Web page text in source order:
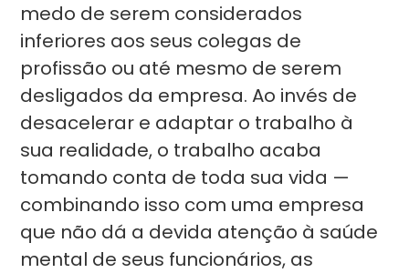
medo de serem considerados
inferiores aos seus colegas de
profissão ou até mesmo de serem
desligados da empresa. Ao invés de
desacelerar e adaptar o trabalho à
sua realidade, o trabalho acaba
tomando conta de toda sua vida —
combinando isso com uma empresa
que não dá a devida atenção à saúde
mental de seus funcionários, as